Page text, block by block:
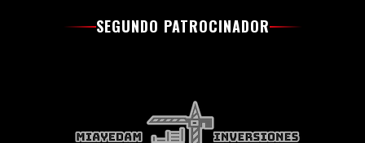
SEGUNDO PATROCINADOR